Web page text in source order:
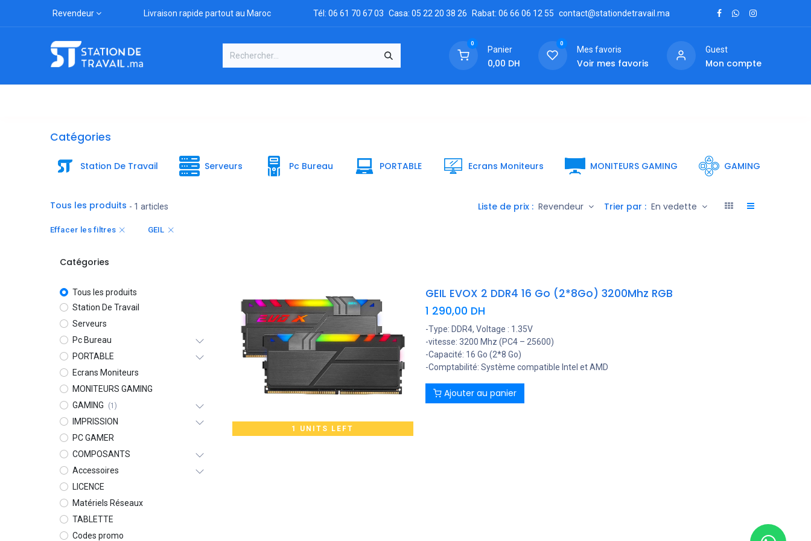
Revendeur Livraison rapide partout au Maroc Tél: 06 61 70 67 03 Casa: 05 22 20 38 26 Rabat: 06 66 06 12 55 contact@stationdetravail.ma
0
Panier
0,00 DH
0
Mes favoris
Voir mes favoris
Guest
Mon compte
Catégories
Station De Travail Serveurs Pc Bureau PORTABLE Ecrans Moniteurs MONITEURS GAMING GAMING
Tous les produits - 1 articles Liste de prix : Revendeur Trier par : En vedette
Effacer les filtres GEIL
Catégories
Tous les produits
Station De Travail
Serveurs
Pc Bureau
PORTABLE
Ecrans Moniteurs
MONITEURS GAMING
GAMING
(1)
IMPRISSION
PC GAMER
COMPOSANTS
Accessoires
LICENCE
Matériels Réseaux
TABLETTE
Codes promo
1 UNITS LEFT
GEIL EVOX 2 DDR4 16 Go (2*8Go) 3200Mhz RGB
1 290,00 DH
-Type: DDR4, Voltage : 1.35V
-vitesse: 3200 Mhz (PC4 – 25600)
-Capacité: 16 Go (2*8 Go)
-Comptabilité: Système compatible Intel et AMD
Ajouter au panier